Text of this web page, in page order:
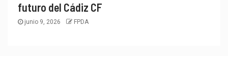
futuro del Cádiz CF
junio 9, 2026 FPDA